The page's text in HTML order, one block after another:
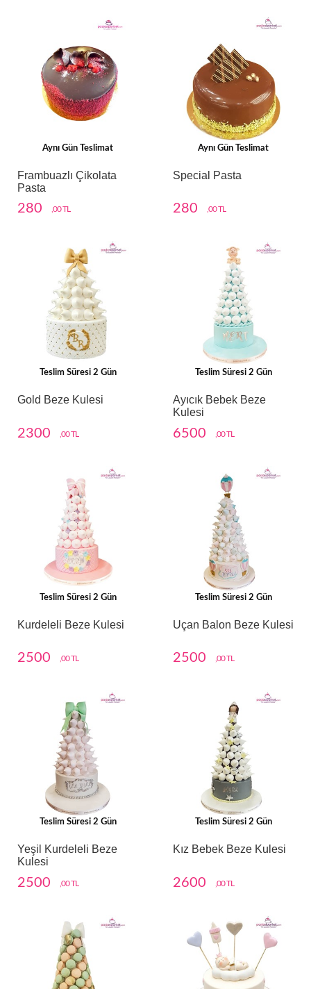
Aynı Gün Teslimat
Frambuazlı Çikolata
Pasta
280 ,00 TL
Aynı Gün Teslimat
Special Pasta
280 ,00 TL
Teslim Süresi 2 Gün
Gold Beze Kulesi
2300 ,00 TL
Teslim Süresi 2 Gün
Ayıcık Bebek Beze
Kulesi
6500 ,00 TL
Teslim Süresi 2 Gün
Kurdeleli Beze Kulesi
2500 ,00 TL
Teslim Süresi 2 Gün
Uçan Balon Beze Kulesi
2500 ,00 TL
Teslim Süresi 2 Gün
Yeşil Kurdeleli Beze
Kulesi
2500 ,00 TL
Teslim Süresi 2 Gün
Kız Bebek Beze Kulesi
2600 ,00 TL